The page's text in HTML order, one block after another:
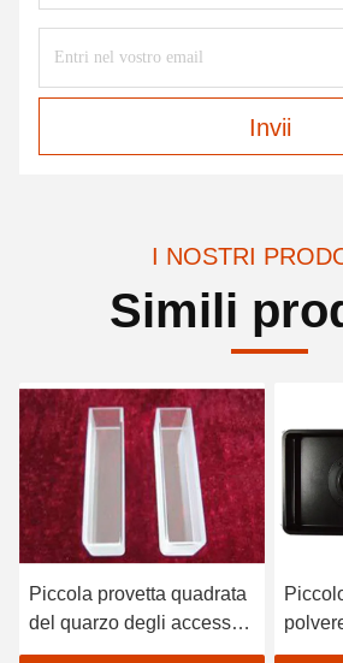
Invii
I NOSTRI
Simili
Piccola provetta quadrata
del quarzo degli accessori
dello spettrofotometro per
dello